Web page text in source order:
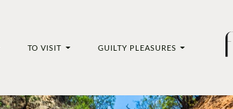
TO VISIT GUILTY PLEASURES